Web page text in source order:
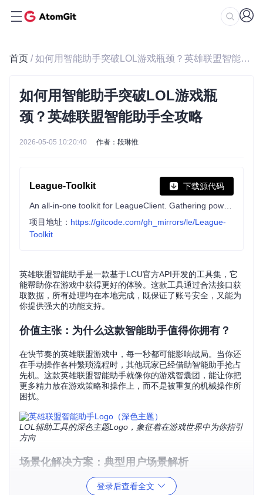
首页 / 如何用智能助手突破LOL游戏瓶颈？英雄联盟智能助手全攻略
如何用智能助手突破LOL游戏瓶
颈？英雄联盟智能助手全攻略
2026-05-05 10:20:40 作者：段琳惟
League-Toolkit 下载源代码
项目地址： https://gitcode.com/gh_mirrors/le/League-
Toolkit
英雄联盟智能助手是一款基于LCU官方API开发的工具集，它
能帮助你在游戏中获得更好的体验。这款工具通过合法接口获
取数据，所有处理均在本地完成，既保证了账号安全，又能为
你提供强大的功能支持。
价值主张：为什么这款智能助手值得你拥有？
在快节奏的英雄联盟游戏中，每一秒都可能影响战局。当你还
在手动操作各种繁琐流程时，其他玩家已经借助智能助手抢占
先机。这款英雄联盟智能助手就像你的游戏智囊团，能让你把
更多精力放在游戏策略和操作上，而不是被重复的机械操作所
困扰。
LOL辅助工具的深色主题Logo，象征着在游戏世界中为你指引
方向
场景化解决方案：典型用户场景解析
场景一：排位赛秒选心仪英雄登录后查看全文